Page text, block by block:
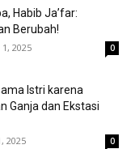
Habib Ja’far:
Berubah!
2025 0
Istri karena
Ganja dan Ekstasi
2025 0